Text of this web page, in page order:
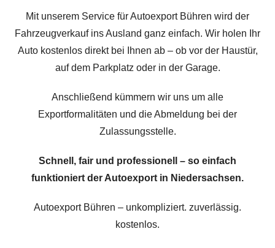
Mit unserem Service für Autoexport Bühren wird der
Fahrzeugverkauf ins Ausland ganz einfach. Wir holen Ihr
Auto kostenlos direkt bei Ihnen ab – ob vor der Haustür,
auf dem Parkplatz oder in der Garage.
Anschließend kümmern wir uns um alle
Exportformalitäten und die Abmeldung bei der
Zulassungsstelle.
Schnell, fair und professionell – so einfach
funktioniert der Autoexport in Niedersachsen.
Autoexport Bühren – unkompliziert. zuverlässig.
kostenlos.